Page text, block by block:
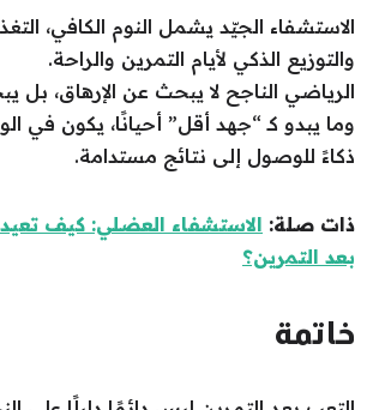
الاستشفاء الجيّد يشمل النوم الكافي،
والتوزيع الذكي لأيام التمرين والراحة.
الرياضي الناجح لا يبحث عن الإرهاق، بل
وما يبدو كـ “جهد أقل” أحيانًا، يكون في
ذكاءً للوصول إلى نتائج مستدامة.
ذات صلة: الاستشفاء العضلي: كيف
بعد التمرين؟
خاتمة